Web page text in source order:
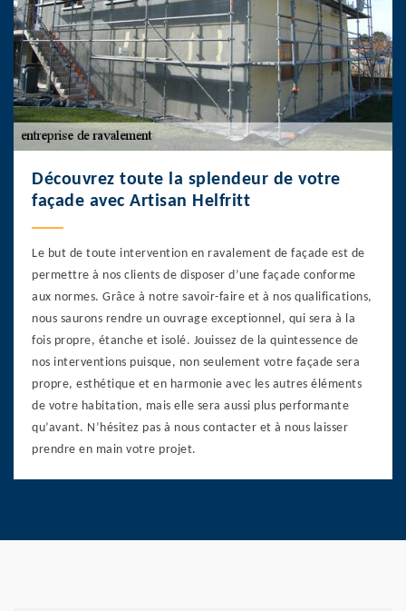
Découvrez toute la splendeur de votre
façade avec Artisan Helfritt
Le but de toute intervention en ravalement de façade est de
permettre à nos clients de disposer d’une façade conforme
aux normes. Grâce à notre savoir-faire et à nos qualifications,
nous saurons rendre un ouvrage exceptionnel, qui sera à la
fois propre, étanche et isolé. Jouissez de la quintessence de
nos interventions puisque, non seulement votre façade sera
propre, esthétique et en harmonie avec les autres éléments
de votre habitation, mais elle sera aussi plus performante
qu’avant. N’hésitez pas à nous contacter et à nous laisser
prendre en main votre projet.